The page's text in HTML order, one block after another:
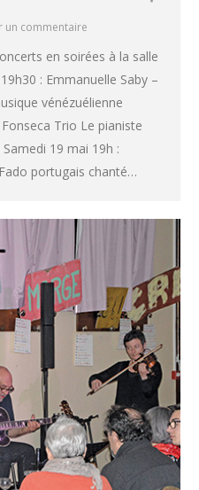
un commentaire
en soirées à la salle
: Emmanuelle Saby –
vénézuélienne
Trio Le pianiste
19 mai 19h :
portugais chanté…